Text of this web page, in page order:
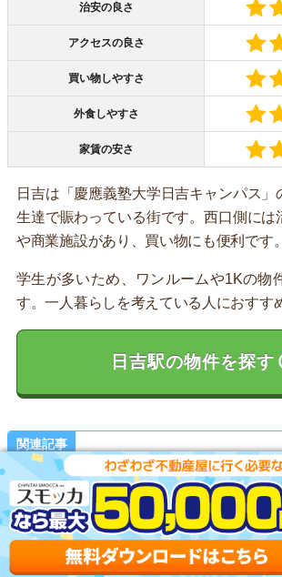
治安の良さ
アクセスの良さ
買い物しやすさ
外食しやすさ
家賃の安さ
日吉は「慶應義塾大学日吉キャンパス」
生達で賑わっている街です。西口側には
や商業施設があり、買い物にも便利です。
学生が多いため、ワンルームや1Kの物
す。一人暮らしを考えている人におすす
日吉駅の物件を探す
関連記事
日吉駅の住みやすさ詳